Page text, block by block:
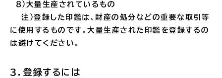
おくやみ
８）大量生産されているもの
注）登録した印鑑は、財産の処分などの重要な取引等
に使用するものです。 大量生産された印鑑を登録するの
は避けてください。
３．登録するには